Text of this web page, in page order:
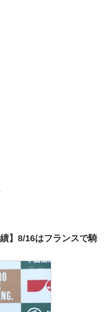
】8/16はフランスで騎